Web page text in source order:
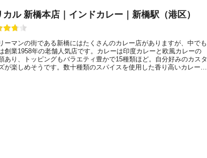
カル 新橋本店｜インドカレー｜新橋駅（港区）
ーマンの街である新橋にはたくさんのカレー店がありますが、中でも
創業1958年の老舗人気店です。カレーは印度カレーと欧風カレーの
あり、トッピングもバラエティ豊かで15種類ほど。自分好みのカスタ
が楽しめそうです。数十種類のスパイスを使用した香り高いカレーは